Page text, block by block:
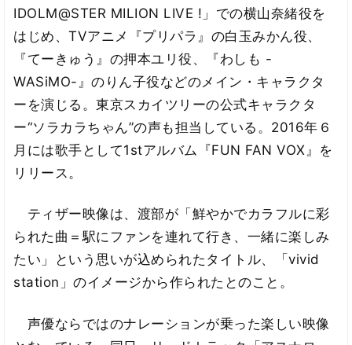
IDOLM@STER MILION LIVE !」での横山奈緒役を
はじめ、TVアニメ『プリパラ』の白玉みかん役、
『てーきゅう』の押本ユリ役、『わしも -
WASiMO-』のりん子役などのメイン・キャラクタ
ーを演じる。東京スカイツリーの公式キャラクタ
ー“ソラカラちゃん”の声も担当している。2016年６
月には歌手として1stアルバム『FUN FAN VOX』を
リリース。
ティザー映像は、渡部が「鮮やかでカラフルに彩
られた曲＝駅にファンを連れて行き、一緒に楽しみ
たい」という思いが込められたタイトル、「vivid
station」のイメージから作られたとのこと。
声優ならではのナレーションが乗った楽しい映像